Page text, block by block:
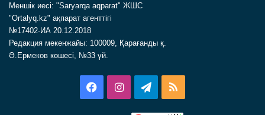
Меншік иесі: "Saryarqa aqparat" ЖШС
"Ortalyq.kz" ақпарат агенттігі
№17402-ИА 20.12.2018
Редакция мекенжайы: 100009, Қарағанды қ.
Ә.Ермеков көшесі, №33 үй.
FacebookInstagramTelegram